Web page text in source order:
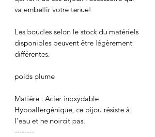
va embellir votre tenue!
Les boucles selon le stock du matériels
disponibles peuvent être légèrement
différentes.
poids plume
Matière : Acier inoxydable
Hypoallergénique, ce bijou résiste à
l'eau et ne noircit pas.
--------